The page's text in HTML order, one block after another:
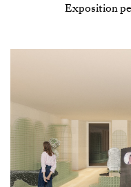
Exposition